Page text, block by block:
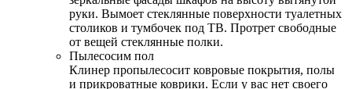
руки. Вымоет стеклянные поверхности туалетных
столиков и тумбочек под ТВ. Протрет свободные
от вещей стеклянные полки.
Пылесосим пол
Клинер пропылесосит ковровые покрытия, полы
и прикроватные коврики. Если у вас нет своего